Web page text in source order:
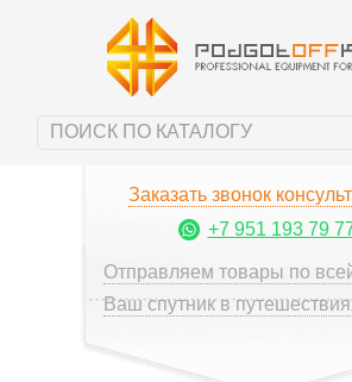
Заказать звонок
+7 951 193 79
Отправляем товары по
Ваш спутник в